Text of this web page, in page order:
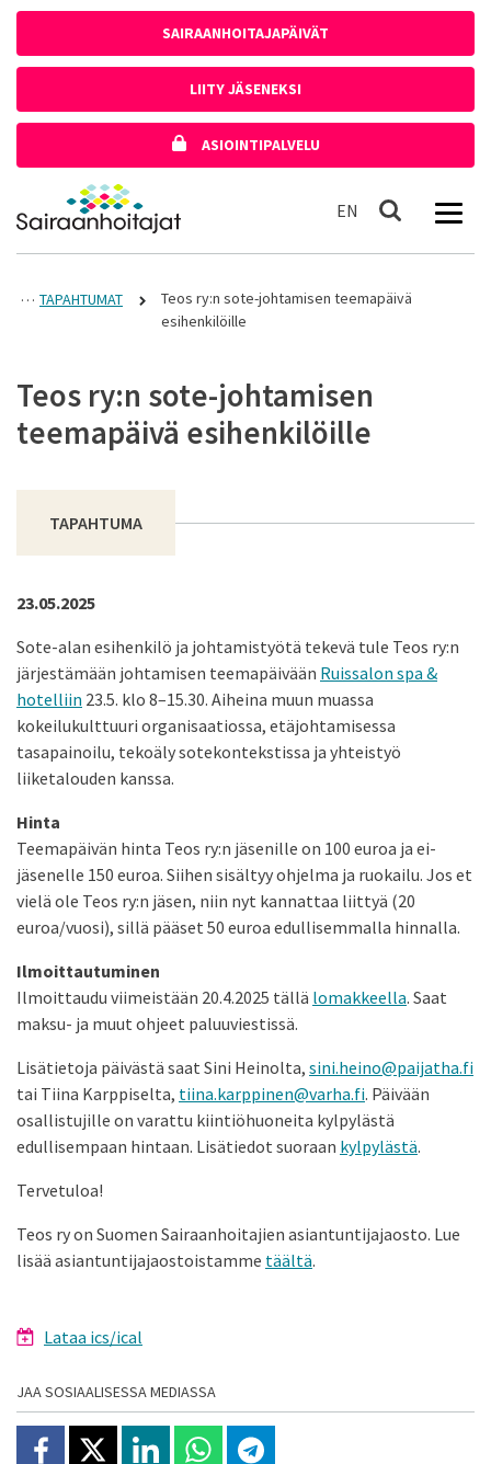
SAIRAANHOITAJAPÄIVÄT
LIITY JÄSENEKSI
ASIOINTIPALVELU
Etusivulle
EN In English
Haku
TAPAHTUMAT
Teos ry:n sote-johtamisen teemapäivä
esihenkilöille
Teos ry:n sote-johtamisen
teemapäivä esihenkilöille
TAPAHTUMA
23.05.2025
Sote-alan esihenkilö ja johtamistyötä tekevä tule Teos ry:n
järjestämään johtamisen teemapäivään Ruissalon spa &
hotelliin 23.5. klo 8–15.30. Aiheina muun muassa
kokeilukulttuuri organisaatiossa, etäjohtamisessa
tasapainoilu, tekoäly sotekontekstissa ja yhteistyö
liiketalouden kanssa.
Hinta
Teemapäivän hinta Teos ry:n jäsenille on 100 euroa ja ei-
jäsenelle 150 euroa. Siihen sisältyy ohjelma ja ruokailu. Jos et
vielä ole Teos ry:n jäsen, niin nyt kannattaa liittyä (20
euroa/vuosi), sillä pääset 50 euroa edullisemmalla hinnalla.
Ilmoittautuminen
Ilmoittaudu viimeistään 20.4.2025 tällä lomakkeella. Saat
maksu- ja muut ohjeet paluuviestissä.
Lisätietoja päivästä saat Sini Heinolta, sini.heino@paijatha.fi
tai Tiina Karppiselta, tiina.karppinen@varha.fi. Päivään
osallistujille on varattu kiintiöhuoneita kylpylästä
edullisempaan hintaan. Lisätiedot suoraan kylpylästä.
Tervetuloa!
Teos ry on Suomen Sairaanhoitajien asiantuntijajaosto. Lue
lisää asiantuntijajaostoistamme täältä.
Lataa ics/ical
JAA SOSIAALISESSA MEDIASSA